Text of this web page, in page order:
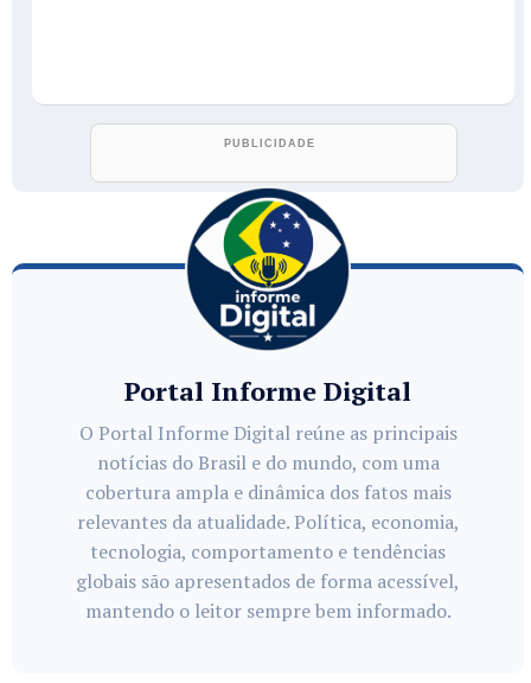
Portal Informe Digital
O Portal Informe Digital reúne as principais
notícias do Brasil e do mundo, com uma
cobertura ampla e dinâmica dos fatos mais
relevantes da atualidade. Política, economia,
tecnologia, comportamento e tendências
globais são apresentados de forma acessível,
mantendo o leitor sempre bem informado.